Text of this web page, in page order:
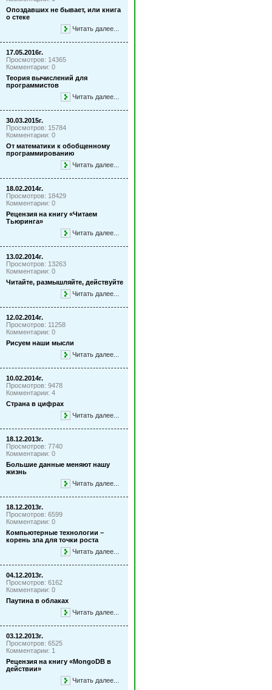
Опоздавших не бывает, или книга
о стеке
Читать далее...
17.05.2016г.
Просмотров: 14365
Комментарии: 0
Теория вычислений для
программистов
Читать далее...
30.03.2015г.
Просмотров: 15784
Комментарии: 0
От математики к обобщенному
программированию
Читать далее...
18.02.2014г.
Просмотров: 18429
Комментарии: 0
Рецензия на книгу «Читаем
Тьюринга»
Читать далее...
13.02.2014г.
Просмотров: 13263
Комментарии: 0
Читайте, размышляйте, действуйте
Читать далее...
12.02.2014г.
Просмотров: 11258
Комментарии: 0
Рисуем наши мысли
Читать далее...
10.02.2014г.
Просмотров: 9478
Комментарии: 4
Страна в цифрах
Читать далее...
18.12.2013г.
Просмотров: 7740
Комментарии: 0
Большие данные меняют нашу
жизнь
Читать далее...
18.12.2013г.
Просмотров: 6599
Комментарии: 0
Компьютерные технологии –
корень зла для точки роста
Читать далее...
04.12.2013г.
Просмотров: 6162
Комментарии: 0
Паутина в облаках
Читать далее...
03.12.2013г.
Просмотров: 6525
Комментарии: 1
Рецензия на книгу «MongoDB в
действии»
Читать далее...